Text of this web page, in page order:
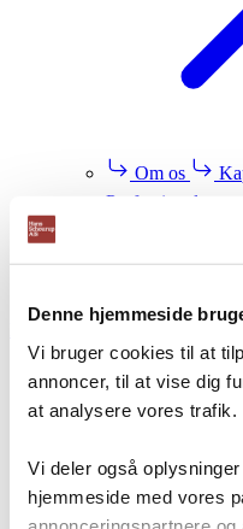
Denne hjemmeside
Vi bruger cookies til at
annoncer, til at vise dig
at analysere vores trafik.
Vi deler også
hjemmeside med vores
Om os
Professionel
Storkundeaftale